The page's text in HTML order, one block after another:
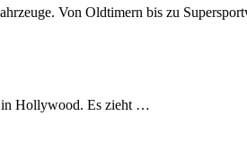
Von Oldtimern bis zu
in Hollywood. Es zieht …